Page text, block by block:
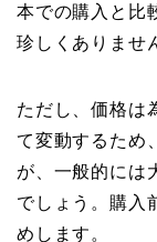
本での購入と比
珍しくありませ
ただし、価格は
て変動するため
が、一般的には
でしょう。購入
めします。